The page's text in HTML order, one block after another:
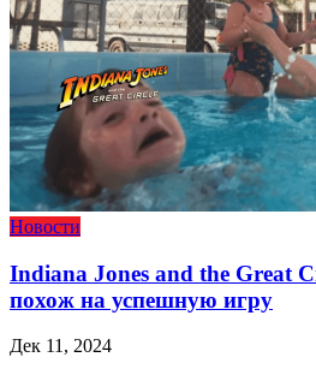
Новости
Indiana Jones and the Great
похож на успешную игру
Дек 11, 2024